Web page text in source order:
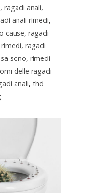
, ragadi anali,
anali rimedi,
cause, ragadi
,ragadi
sono,rimedi
delle ragadi
anali, thd